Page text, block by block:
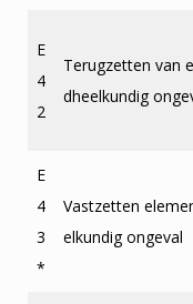
E
4
2
Terugzetten van
dheelkundig
E
4
3
*
Vastzetten
elkundig ongeval